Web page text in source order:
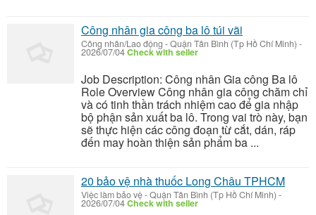
Công nhân gia công ba lô túi vãi
Công nhân/Lao động -Quận Tân Bình (Tp Hồ Chí Minh) -
2026/07/04Check with seller
Job Description: Công nhân Gia công Ba lô
Role Overview Công nhân gia công chăm chỉ
và có tinh thần trách nhiệm cao để gia nhập
bộ phận sản xuất ba lô. Trong vai trò này, bạn
sẽ thực hiện các công đoạn từ cắt, dán, ráp
đến may hoàn thiện sản phẩm ba ...
20 bảo vệ nhà thuốc Long Châu TPHCM
Việc làm bảo vệ-Quận Tân Bình (Tp Hồ Chí Minh) -
2026/07/04Check with seller